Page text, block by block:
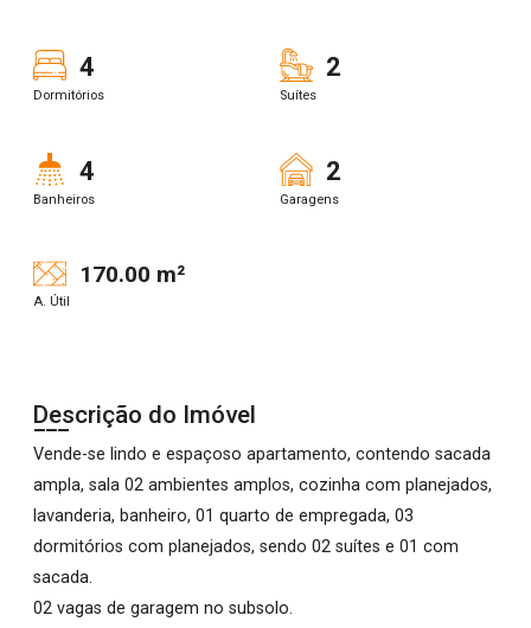
4
Dormitórios
2
Suítes
4
Banheiros
2
Garagens
170.00 m²
A. Útil
Descrição do Imóvel
Vende-se lindo e espaçoso apartamento, contendo sacada
ampla, sala 02 ambientes amplos, cozinha com planejados,
lavanderia, banheiro, 01 quarto de empregada, 03
dormitórios com planejados, sendo 02 suítes e 01 com
sacada.
02 vagas de garagem no subsolo.